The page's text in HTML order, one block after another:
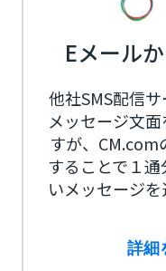
Eメール
他社SMS配信
メッセージ文
すが、CM.com
することで１
いメッセージ
詳